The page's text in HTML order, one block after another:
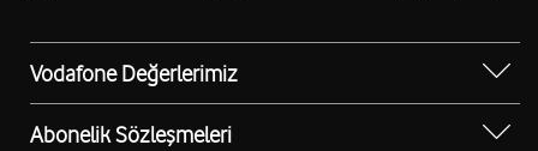
Vodafone Değerlerimiz
Sosyal Destek
Erişilebilir Mağazalar
Abonelik Sözleşmeleri